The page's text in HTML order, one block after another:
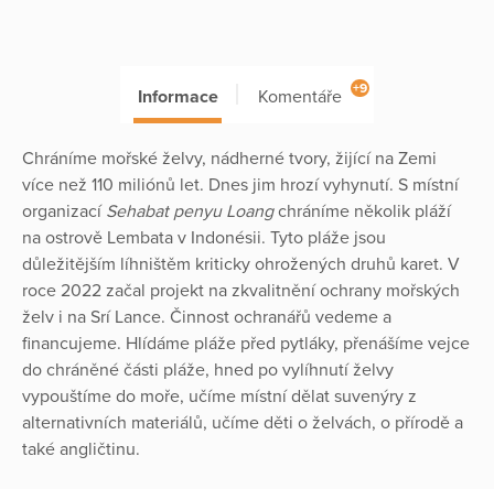
Informace Komentáře +9
Chráníme mořské želvy, nádherné tvory, žijící na Zemi
více než 110 miliónů let. Dnes jim hrozí vyhynutí. S místní
organizací Sehabat penyu Loangchráníme několik pláží
na ostrově Lembata v Indonésii. Tyto pláže jsou
důležitějším líhništěm kriticky ohrožených druhů karet. V
roce 2022 začal projekt na zkvalitnění ochrany mořských
želv i na Srí Lance. Činnost ochranářů vedeme a
financujeme. Hlídáme pláže před pytláky, přenášíme vejce
do chráněné části pláže, hned po vylíhnutí želvy
vypouštíme do moře, učíme místní dělat suvenýry z
alternativních materiálů, učíme děti o želvách, o přírodě a
také angličtinu.